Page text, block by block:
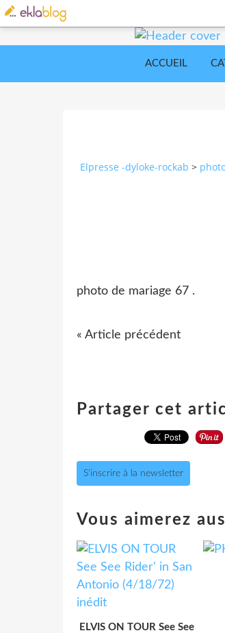
ACCUEIL
Elpresse -dyloke-rockab >
photo de mariage 67 .
« Article précédent
Partager cet
S'inscrire à la newsletter
Vous aimerez
ELVIS ON TOUR See See